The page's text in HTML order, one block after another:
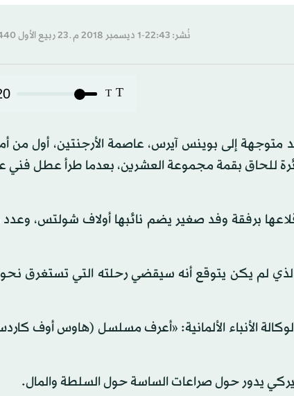
نُشر: 22:43-1 ديسمبر 2018 م ـ 23 ربيع الأول 1440 هـ
T
T
متوجهة إلى بوينس آيرس، عاصمة الأرجنتين، أول من
للحاق بقمة مجموعة العشرين، بعدما طرأ عطل فني
برفقة وفد صغير يضم نائبها أولاف شولتس،
أجويرو (28عاماً)، في تصريحات لوكالة الأنباء الألمانية: «أعرف مسلسل (هاوس أوف
يدور حول صراعات الساسة حول السلطة والمال.